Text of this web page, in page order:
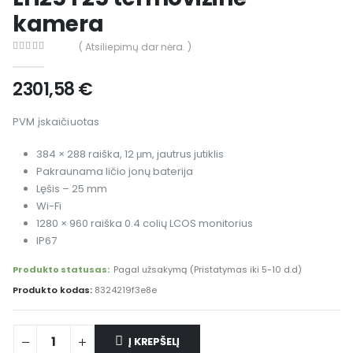
kamera
( Atsiliepimų dar nėra. )
2301,58€
PVM įskaičiuotas
384 × 288 raiška, 12 μm, jautrus jutiklis
Pakraunama ličio jonų baterija
Lęšis – 25 mm
Wi-Fi
1280 × 960 raiška 0.4 colių LCOS monitorius
IP67
Produkto statusas: Pagal užsakymą (Pristatymas iki 5-10 d.d)
Produkto kodas: 8324219f3e8e
Į KREPŠELĮ